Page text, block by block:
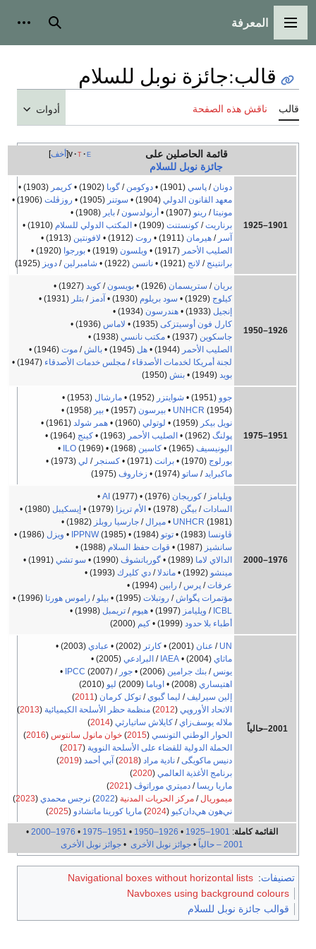
القائمة الرئيسية
المعرفة بحث
قالب:جائزة نوبل للسلام
قالب ناقش هذه الصفحة أدوات
أخف v t e
قائمة الحاصلين على
جائزة نوبل للسلام
1901–1925
دونان /پاسي (1901)
•دوكومن /گوبا (1902)
•كريمر (1903)
•
معهد القانون الدولي (1904)
• سوتنر (1905)
• روزڤلت (1906)
•
مونيتا / رينو (1907)
• أرنولدسون /باير (1908)
•
برناريت/كونستنت (1909)
• المكتب الدولي للسلام (1910)
•
آسر /هيرمان (1911)
• روت (1912)
• لافونتين (1913)
•
الصليب الأحمر (1917)
• ويلسون (1919)
•بورجوا (1920)
•
برانتينج / لانج (1921)
•نانسن (1922)
• شامبرلين /دويز (1925)
1926–1950
بريان / ستريسمان (1926)
•بويسون /كويد (1927)
•
كيلوج (1929)
• سود بريلوم (1930)
• آدمز /بتلر (1931)
•
إنجيل (1933)
•هندرسون (1934)
•
كارل فون أوسيتزكى (1935)
• لاماس (1936)
•
جاسكوين (1937)
•مكتب نانسي (1938)
•
الصليب الأحمر (1944)
•هل (1945)
•بالش/موت (1946)
•
لجنة أمريكا لخدمات الأصدقاء /مجلس خدمات الأصدقاء (1947)
•
بويد (1949)
•بنش (1950)
1951–1975
جوو (1951)
• شوايتزر (1952)
•مارشال (1953)
•
UNHCR (1954)
•بيرسون (1957)
•بير (1958)
•
نويل بيكر (1959)
• لوتولي (1960)
•همر شولد (1961)
•
پولنگ (1962)
• الصليب الأحمر (1963)
•كينج (1964)
•
اليونيسيف (1965)
•كاسين (1968)
•
ILO(1969)
•
بورلوج (1970)
•برانت (1971)
•كسنجر / لي (1973)
•
ماكبرايد/ ساتو (1974)
• زخاروف (1975)
1976–2000
ويليامز /كوريجان (1976)
•
AI (1977)
•
السادات/بيگن (1978)
• الأم تريزا (1979)
• إيسكيبل (1980)
•
UNHCR (1981)
•ميرال/جارسيا روبلز (1982)
•
ڤاونسا (1983)
•توتو (1984)
•
IPPNW(1985)
• ويزل (1986)
•
سانشيز (1987)
• قوات حفظ السلام (1988)
•
الدالاي لاما (1989)
•گورباتشوڤ (1990)
• سو تشي (1991)
•
مينشو (1992)
•ماندلا/دي كليرك (1993)
•
عرفات/پرس/ رابين (1994)
•
مؤتمرات پگواش/ روتبلات (1995)
•بيلو / راموس هورتا (1996)
•
ICBL
/ ويليامز (1997)
•هيوم /تريمبل (1998)
•
أطباء بلا حدود (1999)
•كيم (2000)
2001–حالياً
UN
/ عنان (2001)
•كارتر (2002)
• عبادي (2003)
•
ماثاي (2004)
•
IAEA
/ البرادعي (2005)
•
يونس/بنك جرامين (2006)
•جور /
IPCC (2007)
•
اهتيساري (2008)
• اوباما (2009) ليو (2010)
إلين سيرليف/ ليما گبوي/توكل كرمان (
2011
)
الاتحاد الأوروپي (
2012
) منظمة حظر الأسلحة الكيميائية (
2013
)
ملاله یوسف‌زاي/كايلاش ساتيارثي (
2014
)
الحوار الوطني التونسي (
2015
) خوان مانول سانتوس (
2016
)
الحملة الدولية للقضاء على الأسلحة النووية (
2017
)
دنيس ماكويگى/نادية مراد (
2018
) آبي أحمد (
2019
)
برنامج الأغذية العالمي (
2020
)
ماريا ريسا /دميتري موراتوڤ (
2021
)
ميموريال/مركز الحريات المدنية (
2022
) نرجس محمدي (
2023
)
ني‌هون هي‌دان‌كيو (
2024
) ماريا كورينا ماتشادو (
2025
)
القائمة كاملة:
1901–1925
•
1926–1950
•
1951–1975
•
1976–2000
•
2001 – حالياً
• جوائز نوبل الأخرى • جوائز نوبل الأخرى
تصنيفات:
Navigational boxes without horizontal lists
Navboxes using background colours
قوالب جائزة نوبل للسلام